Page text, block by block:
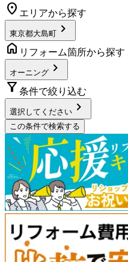
location_on エリアから探す
東京都大島町 chevron_right
home リフォーム箇所から探す
オーニング chevron_right
filter_alt 条件で絞り込む
選択してください chevron_right
この条件で検索する